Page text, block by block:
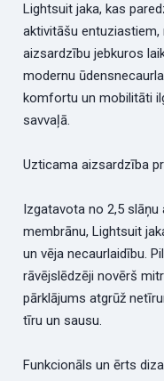
Lightsuit jaka, kas
aktivitāšu
aizsardzību jebkuros
modernu
komfortu un mobilitāti
savvaļā.
Uzticama aizsardzība
Izgatavota no 2,5 slāņu
membrānu, Lightsuit
un vēja necaurlaidību.
rāvējslēdzēji novērš
pārklājums atgrūž
tīru un sausu.
Funkcionāls un ērts